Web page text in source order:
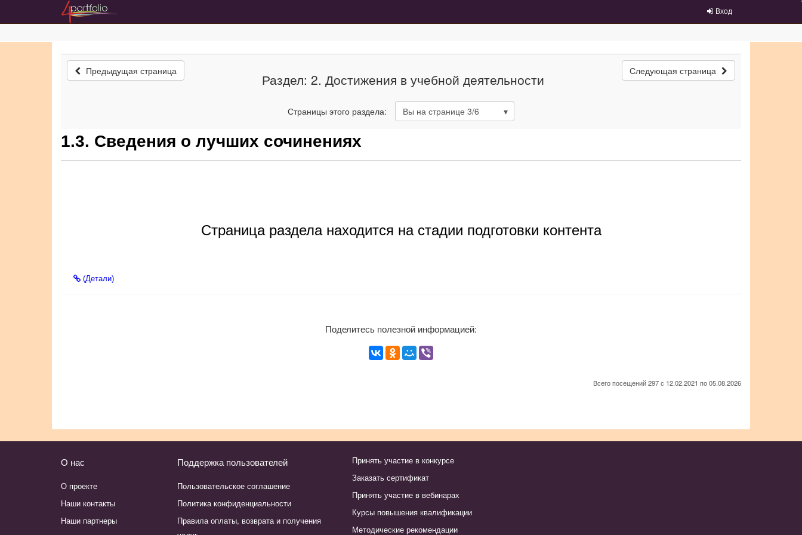
Вход
Предыдущая страница Следующая страница
Раздел: 2. Достижения в учебной деятельности
Страницы этого раздела: Вы на странице 3/6
1.3. Сведения о лучших сочинениях
Страница раздела находится на стадии подготовки контента
(Детали)
Поделитесь полезной информацией:
Всего посещений 297 с 12.02.2021 по 05.08.2026
О нас
О проекте
Наши контакты
Наши партнеры
Поддержка пользователей
Пользовательское соглашение
Политика конфиденциальности
Правила оплаты, возврата и получения
Принять участие в конкурсе
Заказать сертификат
Принять участие в вебинарах
Курсы повышения квалификации
Методические рекомендации